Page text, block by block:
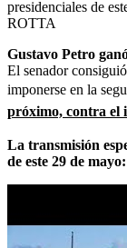
presidenciales de
ROTTA
Gustavo Petro
El senador
imponerse en la
próximo, contra el
La transmisión
de este 29 de mayo: